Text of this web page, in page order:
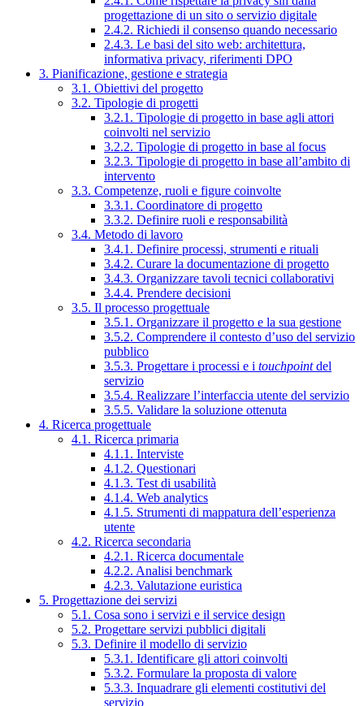
progettazione di un sito o servizio digitale
2.4.2. Richiedi il consenso quando necessario
2.4.3. Le basi del sito web: architettura,
informativa privacy, riferimenti DPO
3. Pianificazione, gestione e strategia
3.1. Obiettivi del progetto
3.2. Tipologie di progetti
3.2.1. Tipologie di progetto in base agli attori
coinvolti nel servizio
3.2.2. Tipologie di progetto in base al focus
3.2.3. Tipologie di progetto in base all’ambito di
intervento
3.3. Competenze, ruoli e figure coinvolte
3.3.1. Coordinatore di progetto
3.3.2. Definire ruoli e responsabilità
3.4. Metodo di lavoro
3.4.1. Definire processi, strumenti e rituali
3.4.2. Curare la documentazione di progetto
3.4.3. Organizzare tavoli tecnici collaborativi
3.4.4. Prendere decisioni
3.5. Il processo progettuale
3.5.1. Organizzare il progetto e la sua gestione
3.5.2. Comprendere il contesto d’uso del servizio
pubblico
3.5.3. Progettare i processi e i touchpointdel
servizio
3.5.4. Realizzare l’interfaccia utente del servizio
3.5.5. Validare la soluzione ottenuta
4. Ricerca progettuale
4.1. Ricerca primaria
4.1.1. Interviste
4.1.2. Questionari
4.1.3. Test di usabilità
4.1.4. Web analytics
4.1.5. Strumenti di mappatura dell’esperienza
utente
4.2. Ricerca secondaria
4.2.1. Ricerca documentale
4.2.2. Analisi benchmark
4.2.3. Valutazione euristica
5. Progettazione dei servizi
5.1. Cosa sono i servizi e il service design
5.2. Progettare servizi pubblici digitali
5.3. Definire il modello di servizio
5.3.1. Identificare gli attori coinvolti
5.3.2. Formulare la proposta di valore
5.3.3. Inquadrare gli elementi costitutivi del
servizio